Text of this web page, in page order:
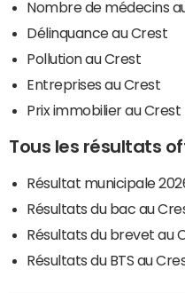
Nombre de médecins
Délinquance au Crest
Pollution au Crest
Entreprises au Crest
Prix immobilier au Crest
Tous les résultats
Résultat municipale
Résultats du bac au
Résultats du brevet au
Résultats du BTS au